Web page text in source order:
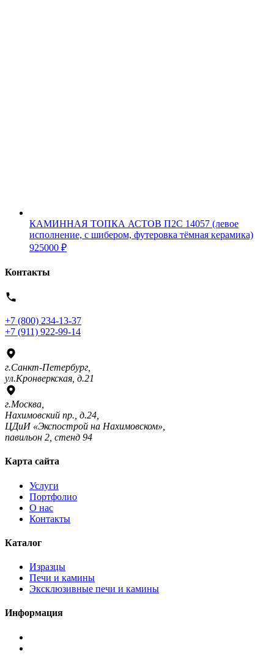
КАМИННАЯ ТОПКА АСТОВ П2С 14057 (левое
исполнение, с шибером, футеровка тёмная керамика)
925000 ₽
Контакты
+7 (800) 234-13-37
+7 (911) 922-99-14
г.Санкт-Петербург,
ул.Кронверкская, д.21
г.Москва,
Нахимовский пр., д.24,
ЦДиИ «Экспострой на Нахимовском»,
павильон 2, стенд 94
Карта сайта
Услуги
Портфолио
О нас
Контакты
Каталог
Изразцы
Печи и камины
Эксклюзивные печи и камины
Информация